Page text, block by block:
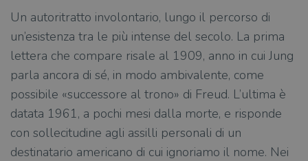
Un autoritratto involontario, lungo il percorso di
un’esistenza tra le più intense del secolo. La prima
lettera che compare risale al 1909, anno in cui Jung
parla ancora di sé, in modo ambivalente, come
possibile «successore al trono» di Freud. L’ultima è
datata 1961, a pochi mesi dalla morte, e risponde
con sollecitudine agli assilli personali di un
destinatario americano di cui ignoriamo il nome. Nei